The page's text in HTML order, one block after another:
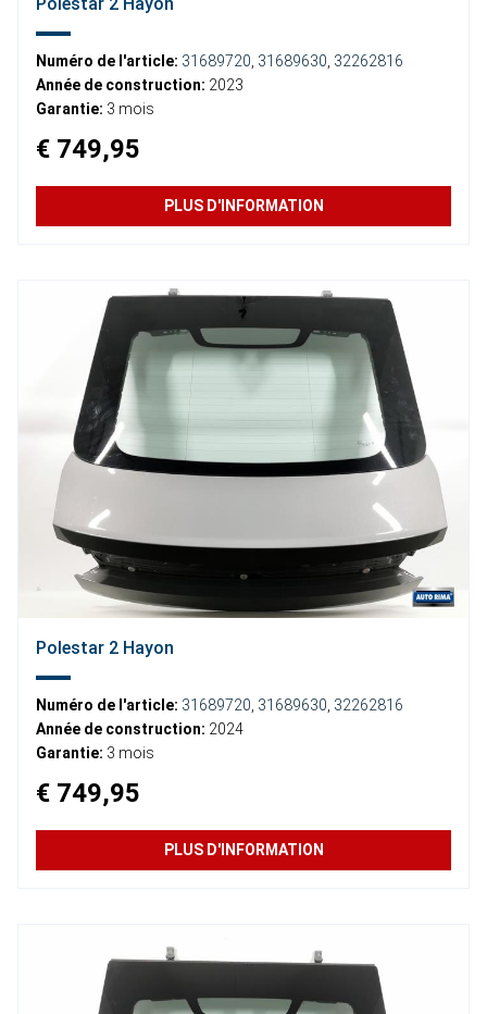
Numéro de l'article: 31689720 31689630 32262816
Année de construction: 2023
Garantie: 3 mois
€ 749,95
PLUS D'INFORMATION
Polestar 2 Hayon
Numéro de l'article: 31689720 31689630 32262816
Année de construction: 2024
Garantie: 3 mois
€ 749,95
PLUS D'INFORMATION